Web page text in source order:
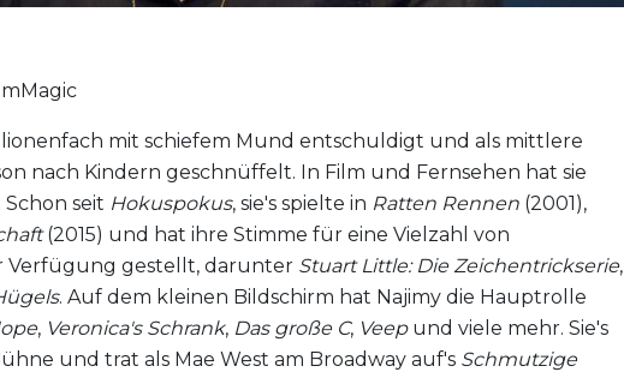
mit schiefem Mund entschuldigt und als mittlere
nach Kindern geschnüffelt. In Film und Fernsehen hat sie
seit Hokuspokus, sie's spielte in Ratten Rennen (2001),
(2015) und hat ihre Stimme für eine Vielzahl von
Verfügung gestellt, darunter Stuart Little: Die Zeichentrickserie,
. Auf dem kleinen Bildschirm hat Najimy die Hauptrolle
, Veronica's Schrank, Das große C, Veepund viele mehr. Sie's
und trat als Mae West am Broadway auf's Schmutzige